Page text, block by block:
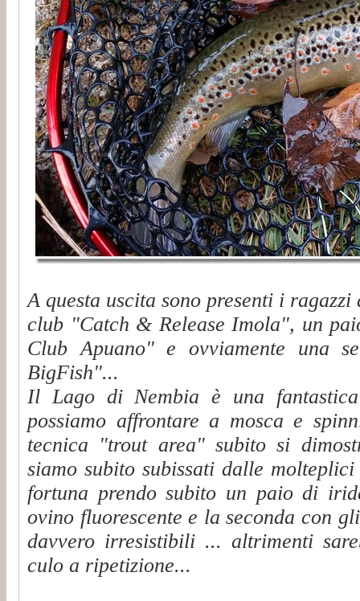
A questa uscita sono presenti i
club "Catch & Release Imola", un
Club Apuano" e ovviamente una
BigFish"...
Il Lago di Nembia è una
possiamo affrontare a mosca e
tecnica "trout area" subito si
siamo subito subissati dalle
fortuna prendo subito un paio di
ovino fluorescente e la seconda con
davvero irresistibili ... altrimenti
culo a ripetizione...